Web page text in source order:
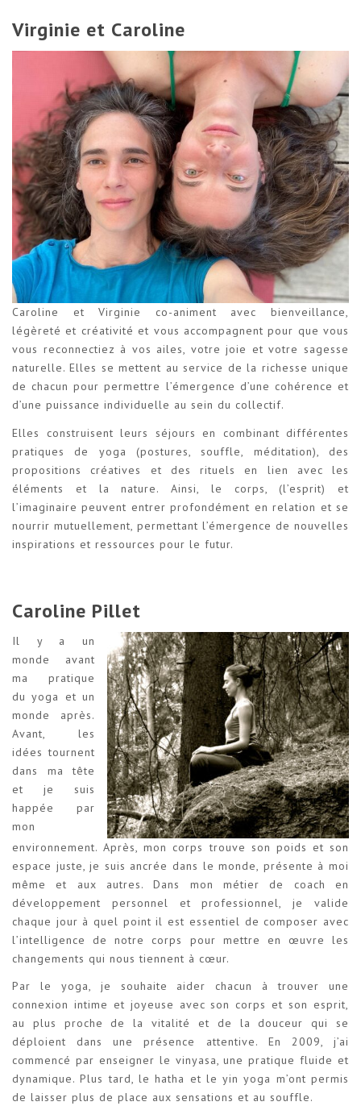
Virginie et Caroline
Caroline et Virginie co-animent avec bienveillance,
légèreté et créativité et vous accompagnent pour que vous
vous reconnectiez à vos ailes, votre joie et votre sagesse
naturelle. Elles se mettent au service de la richesse unique
de chacun pour permettre l’émergence d’une cohérence et
d’une puissance individuelle au sein du collectif.
Elles construisent leurs séjours en combinant différentes
pratiques de yoga (postures, souffle, méditation), des
propositions créatives et des rituels en lien avec les
éléments et la nature. Ainsi, le corps, (l’esprit) et
l’imaginaire peuvent entrer profondément en relation et se
nourrir mutuellement, permettant l’émergence de nouvelles
inspirations et ressources pour le futur.
Caroline Pillet
Il y a un
monde avant
ma pratique
du yoga et un
monde après.
Avant, les
idées tournent
dans ma tête
et je suis
happée par
mon
environnement. Après, mon corps trouve son poids et son
espace juste, je suis ancrée dans le monde, présente à moi
même et aux autres. Dans mon métier de coach en
développement personnel et professionnel, je valide
chaque jour à quel point il est essentiel de composer avec
l’intelligence de notre corps pour mettre en œuvre les
changements qui nous tiennent à cœur.
Par le yoga, je souhaite aider chacun à trouver une
connexion intime et joyeuse avec son corps et son esprit,
au plus proche de la vitalité et de la douceur qui se
déploient dans une présence attentive. En 2009, j’ai
commencé par enseigner le vinyasa, une pratique fluide et
dynamique. Plus tard, le hatha et le yin yoga m’ont permis
de laisser plus de place aux sensations et au souffle.